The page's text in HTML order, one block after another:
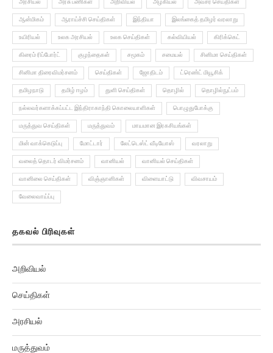
ஆன்மிகம் ஆராய்ச்சி செய்திகள் இந்தியா இலங்கைத் தமிழர் வரலாறு
உயிரியல் உலக அரசியல் உலக செய்திகள் கல்வியியல் கிரிக்கெட்
கிரைம் ரிப்போர்ட் குழந்தைகள் சமூகம் சமையல் சினிமா செய்திகள்
சினிமா திரைவிமர்சனம் செய்திகள் ஜோதிடம் ட்ரெண்ட் மியூசிக்
தமிழநாடு தமிழ் ஈழம் துளி செய்திகள் தொழில் தொழில்நுட்பம்
நல்லவர்களாக்கப்பட்ட இந்திராகாந்தி கொலையாளிகள் பொழுதுபோக்கு
மருத்துவ செய்திகள் மருத்துவம் மாயமான இரகசியங்கள்
மின் வாக்கெடுப்பு மோட்டார் லேட்டெஸ்ட் வீடியோஸ் வரலாறு
வலைத் தொடர் விமர்சனம் வானியல் வானியல் செய்திகள்
வானிலை செய்திகள் விஞ்ஞானிகள் விளையாட்டு விவசாயம்
வேலைவாய்ப்பு
செய்திகள்
அரசியல்
மருத்துவம்